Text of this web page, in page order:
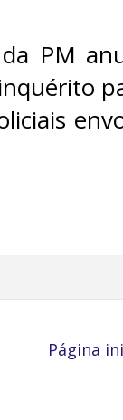
PM
Página